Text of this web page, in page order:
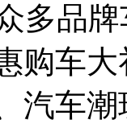
多品
购车
汽车